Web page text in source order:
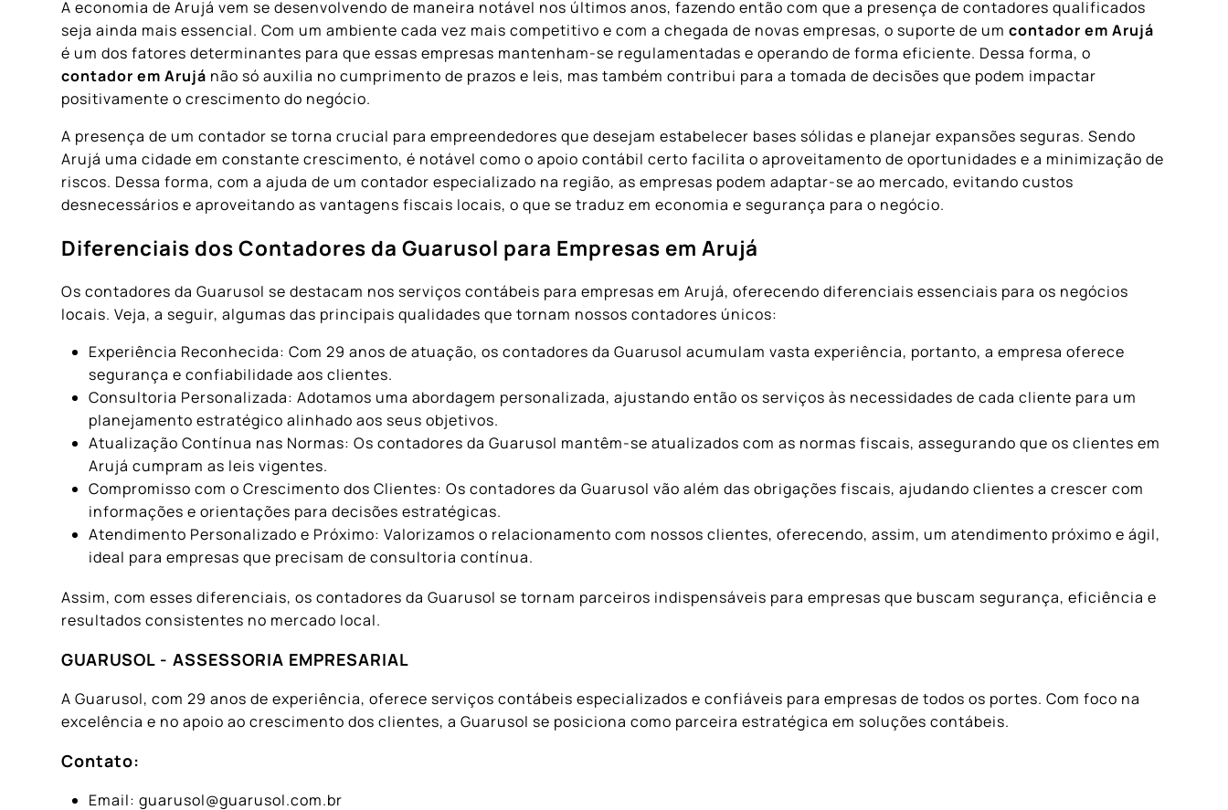
A economia de Arujá vem se desenvolvendo de maneira notável nos últimos anos, fazendo então com que a presença de contadores qualificados
seja ainda mais essencial. Com um ambiente cada vez mais competitivo e com a chegada de novas empresas, o suporte de umcontador em Arujá
é um dos fatores determinantes para que essas empresas mantenham-se regulamentadas e operando de forma eficiente. Dessa forma, o
contador em Arujá não só auxilia no cumprimento de prazos e leis, mas também contribui para a tomada de decisões que podem impactar
positivamente o crescimento do negócio.
A presença de um contador se torna crucial para empreendedores que desejam estabelecer bases sólidas e planejar expansões seguras. Sendo
Arujá uma cidade em constante crescimento, é notável como o apoio contábil certo facilita o aproveitamento de oportunidades e a minimização de
riscos. Dessa forma, com a ajuda de um contador especializado na região, as empresas podem adaptar-se ao mercado, evitando custos
desnecessários e aproveitando as vantagens fiscais locais, o que se traduz em economia e segurança para o negócio.
Diferenciais dos Contadores da Guarusol para Empresas em Arujá
Os contadores da Guarusol se destacam nos serviços contábeis para empresas em Arujá, oferecendo diferenciais essenciais para os negócios
locais. Veja, a seguir, algumas das principais qualidades que tornam nossos contadores únicos:
Experiência Reconhecida: Com 29 anos de atuação, os contadores da Guarusol acumulam vasta experiência, portanto, a empresa oferece
segurança e confiabilidade aos clientes.
Consultoria Personalizada: Adotamos uma abordagem personalizada, ajustando então os serviços às necessidades de cada cliente para um
planejamento estratégico alinhado aos seus objetivos.
Atualização Contínua nas Normas: Os contadores da Guarusol mantêm-se atualizados com as normas fiscais, assegurando que os clientes em
Arujá cumpram as leis vigentes.
Compromisso com o Crescimento dos Clientes: Os contadores da Guarusol vão além das obrigações fiscais, ajudando clientes a crescer com
informações e orientações para decisões estratégicas.
Atendimento Personalizado e Próximo: Valorizamos o relacionamento com nossos clientes, oferecendo, assim, um atendimento próximo e ágil,
ideal para empresas que precisam de consultoria contínua.
Assim, com esses diferenciais, os contadores da Guarusol se tornam parceiros indispensáveis para empresas que buscam segurança, eficiência e
resultados consistentes no mercado local.
GUARUSOL - ASSESSORIA EMPRESARIAL
A Guarusol, com 29 anos de experiência, oferece serviços contábeis especializados e confiáveis para empresas de todos os portes. Com foco na
excelência e no apoio ao crescimento dos clientes, a Guarusol se posiciona como parceira estratégica em soluções contábeis.
Contato:
Email:guarusol@guarusol.com.br